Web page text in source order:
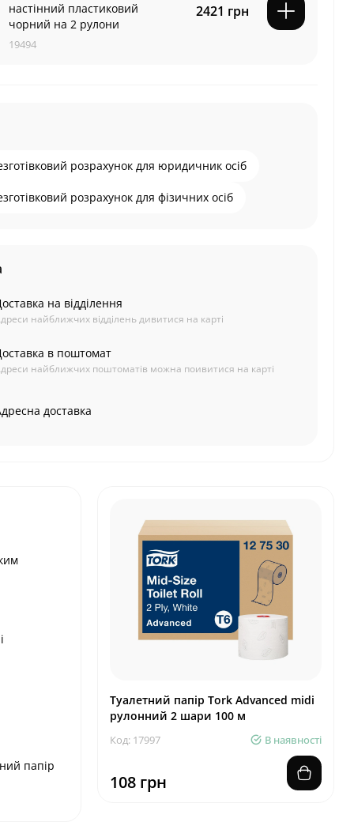
настінний пластиковий
чорний на 2 рулони
19494
2421 грн
розрахунок для юридичник осіб
розрахунок для фізичних осіб
на відділення
найближчих відділень дивитися на карті
в поштомат
найближчих поштоматів можна поивитися на карті
доставка
папір
Туалетний папір Tork Advanced midi
рулонний 2 шари 100 м
Код: 17997 В наявності
108 грн